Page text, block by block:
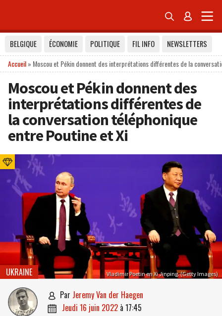
 
BELGIQUE ÉCONOMIE POLITIQUE FIL INFO
NEWSLETTERS
Accueil» Moscou et Pékin donnent des interprétations différentes de la
Moscou et Pékin donnent des
interprétations différentes de
la conversation téléphonique
entre Poutine et Xi
Vladimir Poetin en Xi Jinping. (Getty Images)
UKRAINE
 par Jeremy Van der Haegen
 jeudi 16 juin 2022 à 17:45